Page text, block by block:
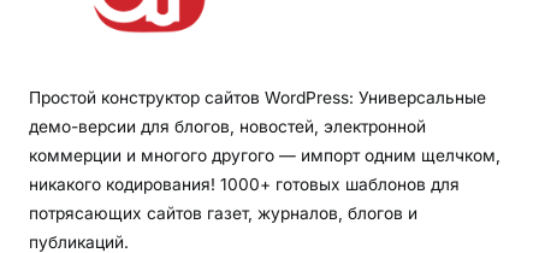
Простой конструктор сайтов WordPress: Универсальные
демо-версии для блогов, новостей, электронной
коммерции и многого другого — импорт одним щелчком,
никакого кодирования! 1000+ готовых шаблонов для
потрясающих сайтов газет, журналов, блогов и
публикаций.